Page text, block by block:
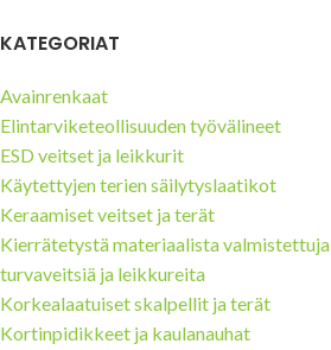
KATEGORIAT
Avainrenkaat
Elintarviketeollisuuden työvälineet
ESD veitset ja leikkurit
Käytettyjen terien säilytyslaatikot
Keraamiset veitset ja terät
Kierrätetystä materiaalista valmistettuja
turvaveitsiä ja leikkureita
Korkealaatuiset skalpellit ja terät
Kortinpidikkeet ja kaulanauhat